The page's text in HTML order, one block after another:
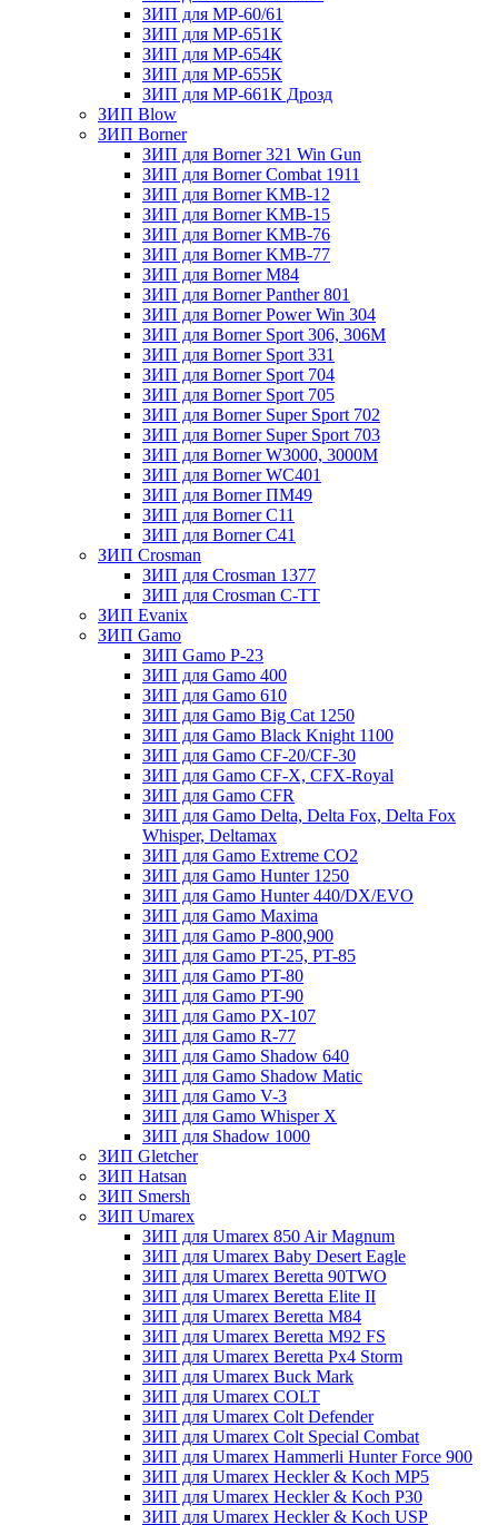
ЗИП для МР-60/61
ЗИП для МР-651К
ЗИП для МР-654К
ЗИП для МР-655К
ЗИП для МР-661К Дрозд
ЗИП Blow
ЗИП Borner
ЗИП для Borner 321 Win Gun
ЗИП для Borner Combat 1911
ЗИП для Borner KMB-12
ЗИП для Borner KMB-15
ЗИП для Borner KMB-76
ЗИП для Borner KMB-77
ЗИП для Borner M84
ЗИП для Borner Panther 801
ЗИП для Borner Power Win 304
ЗИП для Borner Sport 306, 306M
ЗИП для Borner Sport 331
ЗИП для Borner Sport 704
ЗИП для Borner Sport 705
ЗИП для Borner Super Sport 702
ЗИП для Borner Super Sport 703
ЗИП для Borner W3000, 3000М
ЗИП для Borner WC401
ЗИП для Borner ПМ49
ЗИП для Borner С11
ЗИП для Borner С41
ЗИП Crosman
ЗИП для Crosman 1377
ЗИП для Crosman C-TT
ЗИП Evanix
ЗИП Gamo
ЗИП Gamo P-23
ЗИП для Gamo 400
ЗИП для Gamo 610
ЗИП для Gamo Big Cat 1250
ЗИП для Gamo Black Knight 1100
ЗИП для Gamo CF-20/CF-30
ЗИП для Gamo CF-X, CFX-Royal
ЗИП для Gamo CFR
ЗИП для Gamo Delta, Delta Fox, Delta Fox
Whisper, Deltamax
ЗИП для Gamo Extreme CO2
ЗИП для Gamo Hunter 1250
ЗИП для Gamo Hunter 440/DX/EVO
ЗИП для Gamo Maxima
ЗИП для Gamo P-800,900
ЗИП для Gamo PT-25, PT-85
ЗИП для Gamo PT-80
ЗИП для Gamo PT-90
ЗИП для Gamo PX-107
ЗИП для Gamo R-77
ЗИП для Gamo Shadow 640
ЗИП для Gamo Shadow Matic
ЗИП для Gamo V-3
ЗИП для Gamo Whisper X
ЗИП для Shadow 1000
ЗИП Gletcher
ЗИП Hatsan
ЗИП Smersh
ЗИП Umarex
ЗИП для Umarex 850 Air Magnum
ЗИП для Umarex Baby Desert Eagle
ЗИП для Umarex Beretta 90TWO
ЗИП для Umarex Beretta Elite II
ЗИП для Umarex Beretta M84
ЗИП для Umarex Beretta M92 FS
ЗИП для Umarex Beretta Px4 Storm
ЗИП для Umarex Buck Mark
ЗИП для Umarex COLT
ЗИП для Umarex Colt Defender
ЗИП для Umarex Colt Special Combat
ЗИП для Umarex Hammerli Hunter Force 900
ЗИП для Umarex Heckler & Koch MP5
ЗИП для Umarex Heckler & Koch P30
ЗИП для Umarex Heckler & Koch USP